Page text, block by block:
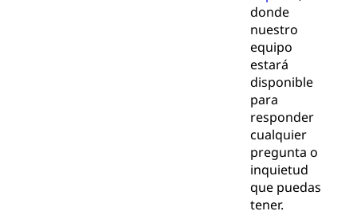
donde
nuestro
equipo
estará
disponible
para
responder
cualquier
pregunta o
inquietud
que puedas
tener.